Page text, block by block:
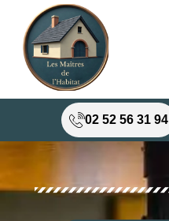
02 52 56 31 94